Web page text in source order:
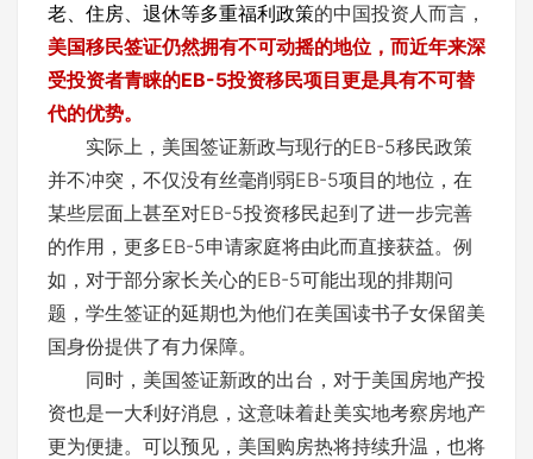
老、住房、退休等多重福利政策的中国投资人而言，
美国移民签证仍然拥有不可动摇的地位，而近年来深
受投资者青睐的EB-5投资移民项目更是具有不可替
代的优势。
实际上，美国签证新政与现行的EB-5移民政策
并不冲突，不仅没有丝毫削弱EB-5项目的地位，在
某些层面上甚至对EB-5投资移民起到了进一步完善
的作用，更多EB-5申请家庭将由此而直接获益。例
如，对于部分家长关心的EB-5可能出现的排期问
题，学生签证的延期也为他们在美国读书子女保留美
国身份提供了有力保障。
同时，美国签证新政的出台，对于美国房地产投
资也是一大利好消息，这意味着赴美实地考察房地产
更为便捷。可以预见，美国购房热将持续升温，也将